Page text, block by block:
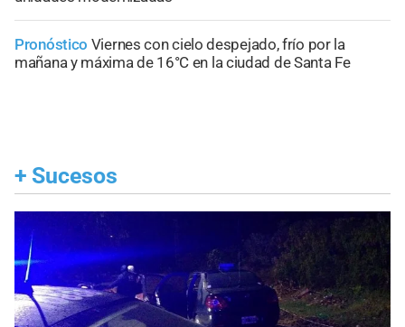
Pronóstico Viernes con cielo despejado, frío por la
mañana y máxima de 16°C en la ciudad de Santa Fe
+ Sucesos